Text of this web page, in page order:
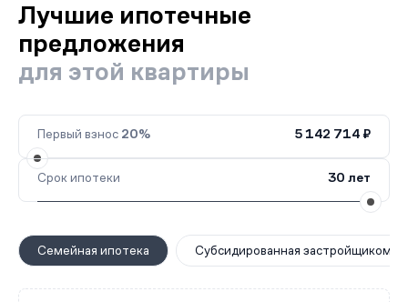
Лучшие ипотечные
предложения
для этой квартиры
Первый взнос 20% 5 142 714 ₽
Срок ипотеки 30 лет
Семейная ипотека Субсидированная застройщиком